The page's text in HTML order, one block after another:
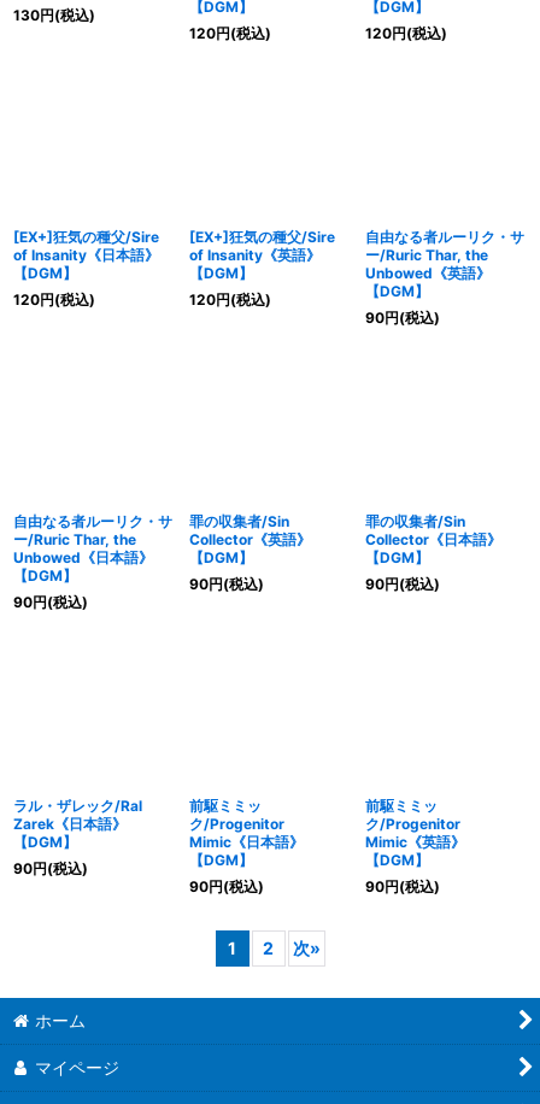
130円(税込)
【DGM】
120円(税込)
【DGM】
120円(税込)
[EX+]狂気の種父/Sire
of Insanity《日本語》
【DGM】
120円(税込)
[EX+]狂気の種父/Sire
of Insanity《英語》
【DGM】
120円(税込)
自由なる者ルーリク・サ
ー/Ruric Thar, the
Unbowed《英語》
【DGM】
90円(税込)
自由なる者ルーリク・サ
ー/Ruric Thar, the
Unbowed《日本語》
【DGM】
90円(税込)
罪の収集者/Sin
Collector《英語》
【DGM】
90円(税込)
罪の収集者/Sin
Collector《日本語》
【DGM】
90円(税込)
ラル・ザレック/Ral
Zarek《日本語》
【DGM】
90円(税込)
前駆ミミッ
ク/Progenitor
Mimic《日本語》
【DGM】
90円(税込)
前駆ミミッ
ク/Progenitor
Mimic《英語》
【DGM】
90円(税込)
1 2 次»
ホーム
マイページ